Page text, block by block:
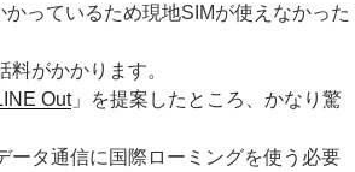
っているため現地SIMが使えなかった
料がかかります。
Out」を提案したところ、かなり驚
ータ通信に国際ローミングを使う必要